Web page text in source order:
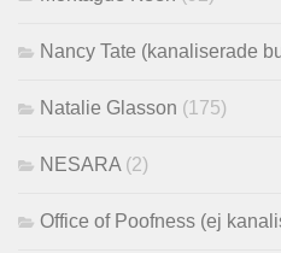
Nancy Tate (kanaliserade
Natalie Glasson (175)
NESARA (2)
Office of Poofness (ej